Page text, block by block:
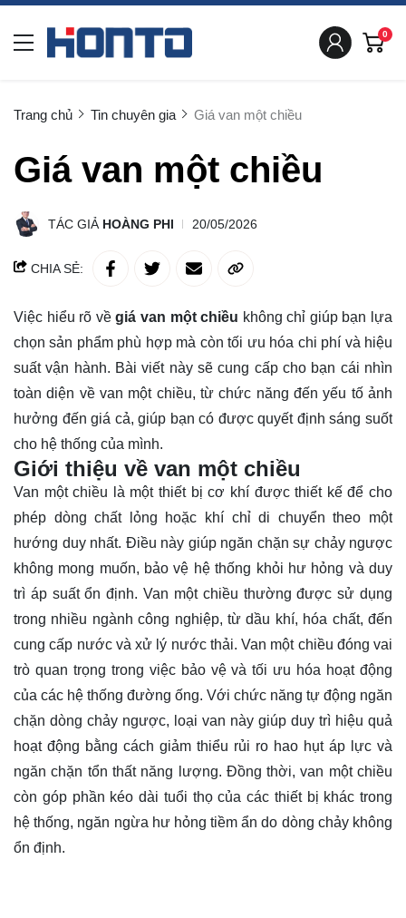
0
Trang chủ Tin chuyên gia Giá van một chiều
Giá van một chiều
TÁC GIẢ HOÀNG PHI 20/05/2026
CHIA SẺ:
Việc hiểu rõ vềgiá van một chiều không chỉ giúp bạn lựa
chọn sản phẩm phù hợp mà còn tối ưu hóa chi phí và hiệu
suất vận hành. Bài viết này sẽ cung cấp cho bạn cái nhìn
toàn diện về van một chiều, từ chức năng đến yếu tố ảnh
hưởng đến giá cả, giúp bạn có đượcquyết định sáng suốt
cho hệ thống của mình.
Giới thiệu về van một chiều
Van một chiều là một thiết bị cơ khí được thiết kế để cho
phép dòng chất lỏng hoặc khí chỉ di chuyển theo một
hướng duy nhất. Điều này giúp ngăn chặn sự chảy ngược
không mong muốn, bảo vệ hệ thống khỏi hư hỏng và duy
trì áp suất ổn định. Van một chiều thường được sử dụng
trong nhiều ngành công nghiệp, từ dầu khí, hóa chất, đến
cung cấp nước và xử lý nước thải. Van một chiều đóng vai
trò quan trọng trong việc bảo vệ và tối ưu hóa hoạt động
của các hệ thống đường ống. Với chức năng tự động ngăn
chặn dòng chảy ngược, loại van này giúp duy trì hiệu quả
hoạt động bằng cách giảm thiểu rủi ro hao hụt áp lực và
ngăn chặn tổn thất năng lượng. Đồng thời, van một chiều
còn góp phần kéo dài tuổi thọ của các thiết bị khác trong
hệ thống, ngăn ngừa hư hỏng tiềm ẩn do dòng chảy không
ổn định.